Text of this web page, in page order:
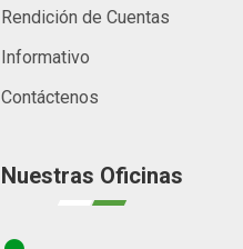
Rendición de Cuentas
Informativo
Contáctenos
Nuestras Oficinas